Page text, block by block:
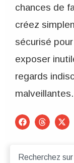
chances de
créez
sécurisé
exposer
regards
malveillantes.